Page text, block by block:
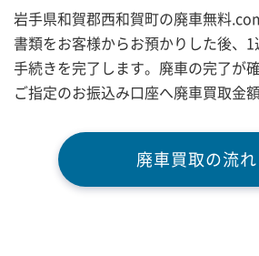
岩手県和賀郡西和賀町の廃車無料
書類をお客様からお預かりした後、
手続きを完了します。廃車の完了が
ご指定のお振込み口座へ廃車買取金
廃車買取の流